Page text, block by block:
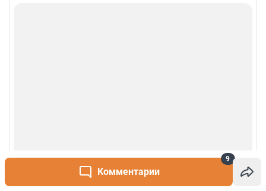
Комментарии
9